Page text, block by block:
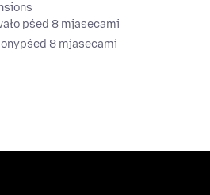
pśed 8 mjasecami
pśed 8 mjasecami